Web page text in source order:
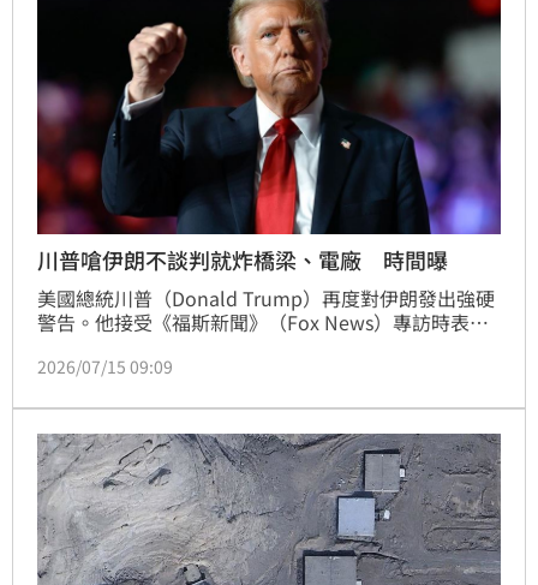
川普嗆伊朗不談判就炸橋梁、電廠 時間曝
美國總統川普（Donald Trump）再度對伊朗發出強硬
警告。他接受《福斯新聞》（Fox News）專訪時表
開始攻擊伊朗的橋梁與發電廠，甚至最後還會鎖定能源
會剩下。」
2026/07/15 09:09